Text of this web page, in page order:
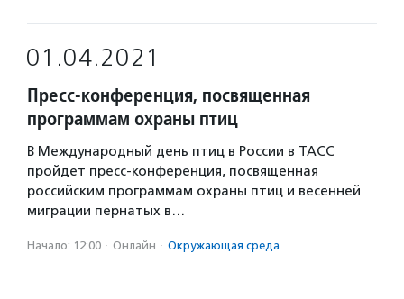
01.04.2021
Пресс-конференция, посвященная
программам охраны птиц
В Международный день птиц в России в ТАСС
пройдет пресс-конференция, посвященная
российским программам охраны птиц и весенней
миграции пернатых в…
Начало: 12:00 · Онлайн · Окружающая среда